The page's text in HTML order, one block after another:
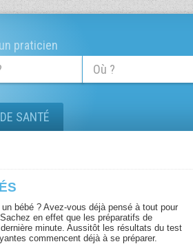
praticien
SANTÉ
bébé ? Avez-vous déjà pensé à tout pour
en effet que les préparatifs de
minute. Aussitôt les résultats du test
commencent déjà à se préparer.